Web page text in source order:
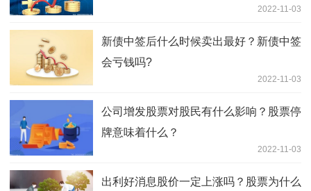
2022-11-03
新债中签后什么时候卖出最好？新债中签
会亏钱吗?
2022-11-03
公司增发股票对股民有什么影响？股票停
牌意味着什么？
2022-11-03
出利好消息股价一定上涨吗？股票为什么